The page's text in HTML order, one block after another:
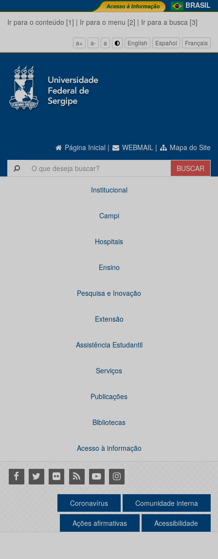
BRASIL
Ir para o conteúdo [1] | Ir para o menu [2] | Ir para a busca [3]
a+ a- a English Español Français
Página Inicial | WEBMAIL | Mapa do Site
Institucional
Campi
Hospitais
Ensino
Pesquisa e Inovação
Extensão
Assistência Estudantil
Serviços
Publicações
Bibliotecas
Acesso à informação
Facebook
Twitter Flickr RSS YoutubeInstagram
Coronavírus Comunidade interna
Ações afirmativas Acessibilidade